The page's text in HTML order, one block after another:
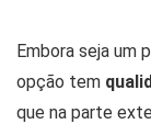
Embora seja um
opção tem
que na parte